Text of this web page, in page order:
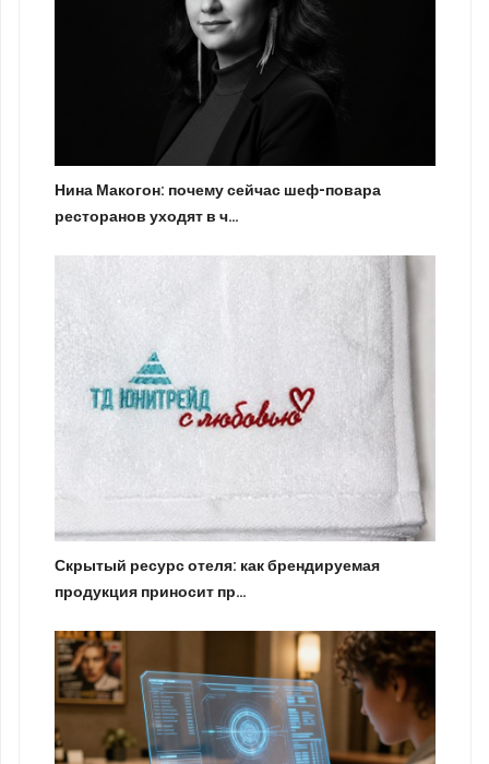
Нина Макогон: почему сейчас шеф-повара
ресторанов уходят в ч…
Скрытый ресурс отеля: как брендируемая
продукция приносит пр…